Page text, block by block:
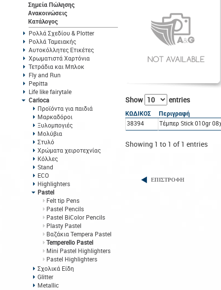
Σημεία Πώλησης
Ανακοινώσεις
Κατάλογος
Ρολλά Σχεδίου & Plotter
Ρολλά Ταμειακής
Αυτοκόλλητες Ετικέτες
Χρωματιστά Χαρτόνια
Τετράδια και Μπλοκ
Fly and Run
Pepitta
Life like fairytale
Carioca
Προϊόντα για παιδιά
Μαρκαδόροι
Ξυλομπογιές
Μολύβια
Στυλό
Χρώματα χειροτεχνίας
Κόλλες
Stand
ECO
Highlighters
Pastel
Felt tip Pens
Pastel Pencils
Pastel BiColor Pencils
Plasty Pastel
Βαζάκια Tempera Pastel
Temperello Pastel
Mini Pastel Highlighters
Pastel Highlighters
Σχολικά Είδη
Glitter
Metallic
Show entries
ΚΩΔΙΚΟΣ
Περιγραφή
38394
Τέμπερ Stick 010gr
Showing 1 to 1 of 1 entries
ΕΠΙΣΤΡΟΦΗ